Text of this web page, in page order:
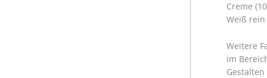
Creme
Weiß rein
Weitere
im